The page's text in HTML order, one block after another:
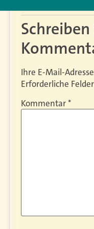
Ihre E-Mail-
Erforderliche
Kommentar*